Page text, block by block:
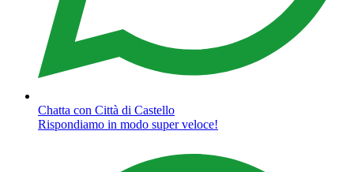
Chatta con Città di Castello
Rispondiamo in modo super veloce!